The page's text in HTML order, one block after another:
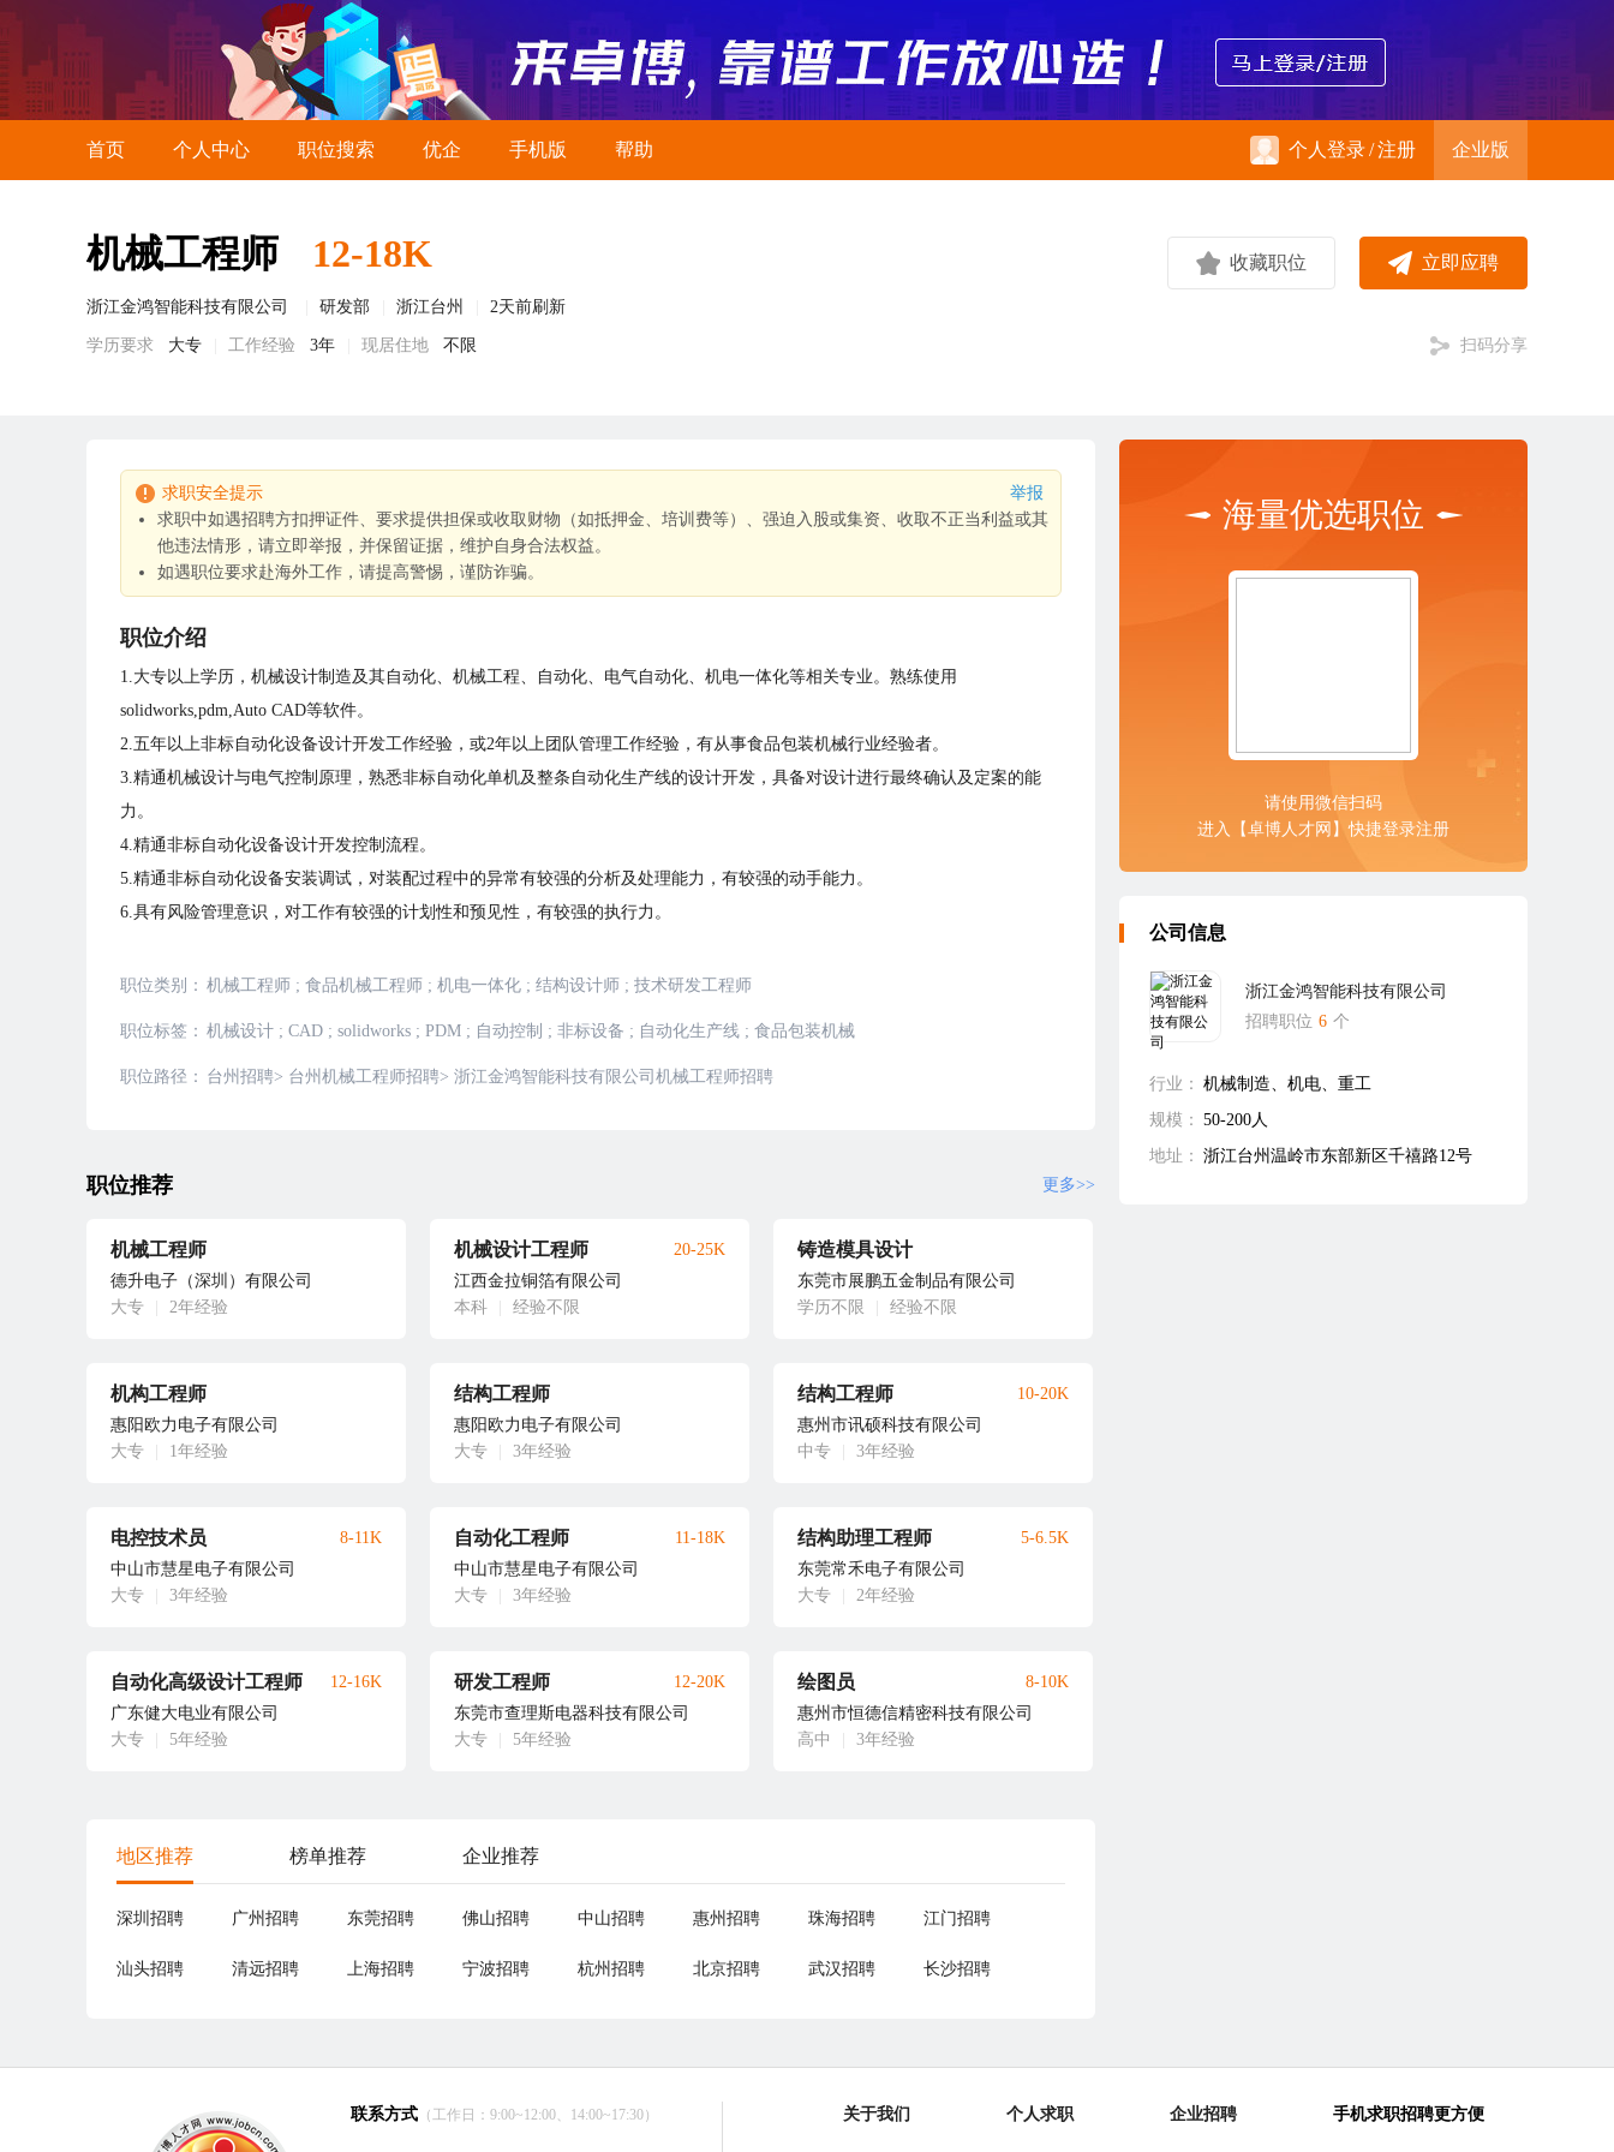
首页 个人中心 职位搜索 优企 手机版 帮助 个人登录/注册 企业版
机械工程师 12-18K
浙江金鸿智能科技有限公司 研发部 浙江台州 2天前刷新
学历要求 大专 工作经验 3年 现居住地 不限
收藏职位 立即应聘
扫码分享
求职安全提示
举报
求职中如遇招聘方扣押证件、要求提供担保或收取财物（如抵押金、培训费等）、强迫入股或集资、收取不正当利益或其
他违法情形，请立即举报，并保留证据，维护自身合法权益。
如遇职位要求赴海外工作，请提高警惕，谨防诈骗。
职位介绍
1.大专以上学历，机械设计制造及其自动化、机械工程、自动化、电气自动化、机电一体化等相关专业。熟练使用
solidworks,pdm,Auto CAD等软件。
2.五年以上非标自动化设备设计开发工作经验，或2年以上团队管理工作经验，有从事食品包装机械行业经验者。
3.精通机械设计与电气控制原理，熟悉非标自动化单机及整条自动化生产线的设计开发，具备对设计进行最终确认及定案的能
力。
4.精通非标自动化设备设计开发控制流程。
5.精通非标自动化设备安装调试，对装配过程中的异常有较强的分析及处理能力，有较强的动手能力。
6.具有风险管理意识，对工作有较强的计划性和预见性，有较强的执行力。
职位类别： 机械工程师 ; 食品机械工程师 ; 机电一体化 ; 结构设计师 ; 技术研发工程师
职位标签： 机械设计 ; CAD ; solidworks ; PDM ; 自动控制 ; 非标设备 ; 自动化生产线 ; 食品包装机械
职位路径： 台州招聘> 台州机械工程师招聘> 浙江金鸿智能科技有限公司机械工程师招聘
职位推荐 更多>>
机械工程师
德升电子（深圳）有限公司
大专
2年经验
机械设计工程师
江西金拉铜箔有限公司
本科
经验不限
20-25K 铸造模具设计
东莞市展鹏五金制品有限公司
学历不限
经验不限
机构工程师
惠阳欧力电子有限公司
大专
1年经验
结构工程师
惠阳欧力电子有限公司
大专
3年经验
结构工程师
惠州市讯硕科技有限公司
中专
3年经验
10-20K
电控技术员
中山市慧星电子有限公司
大专
3年经验
8-11K 自动化工程师
中山市慧星电子有限公司
大专
3年经验
11-18K 结构助理工程师
东莞常禾电子有限公司
大专
2年经验
5-6.5K
自动化高级设计工程师
广东健大电业有限公司
大专
5年经验
12-16K 研发工程师
东莞市查理斯电器科技有限公司
大专
5年经验
12-20K 绘图员
惠州市恒德信精密科技有限公司
高中
3年经验
8-10K
地区推荐 榜单推荐 企业推荐
深圳招聘 广州招聘 东莞招聘 佛山招聘 中山招聘 惠州招聘 珠海招聘 江门招聘
汕头招聘 清远招聘 上海招聘 宁波招聘 杭州招聘 北京招聘 武汉招聘 长沙招聘
海量优选职位
请使用微信扫码
进入【卓博人才网】快捷登录注册
公司信息
浙江金鸿智能科技有限公司
招聘职位 6 个
行业： 机械制造、机电、重工
规模： 50-200人
地址： 浙江台州温岭市东部新区千禧路12号
联系方式 （工作日：9:00~12:00、14:00~17:30） 关于我们 个人求职 企业招聘 手机求职招聘更方便